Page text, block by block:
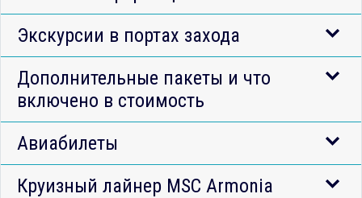
Экскурсии в портах захода
Дополнительные пакеты и что
включено в стоимость
Авиабилеты
Круизный лайнер MSC Armonia